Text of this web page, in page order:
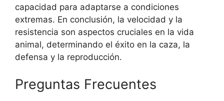
capacidad para adaptarse a condiciones
extremas. En conclusión, la velocidad y la
resistencia son aspectos cruciales en la vida
animal, determinando el éxito en la caza, la
defensa y la reproducción.
Preguntas Frecuentes